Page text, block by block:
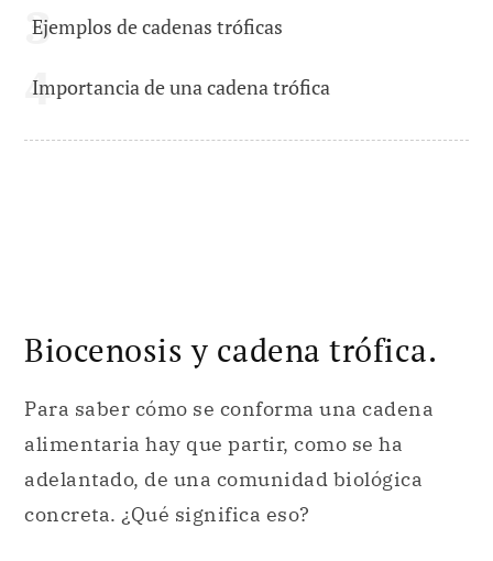
Ejemplos de cadenas tróficas
Importancia de una cadena trófica
adelantado, de una comunidad biológica
También denominada biocenosis, alude a
todos losseres y organismos que habitan
un hábitat particular. Cada uno de estos se